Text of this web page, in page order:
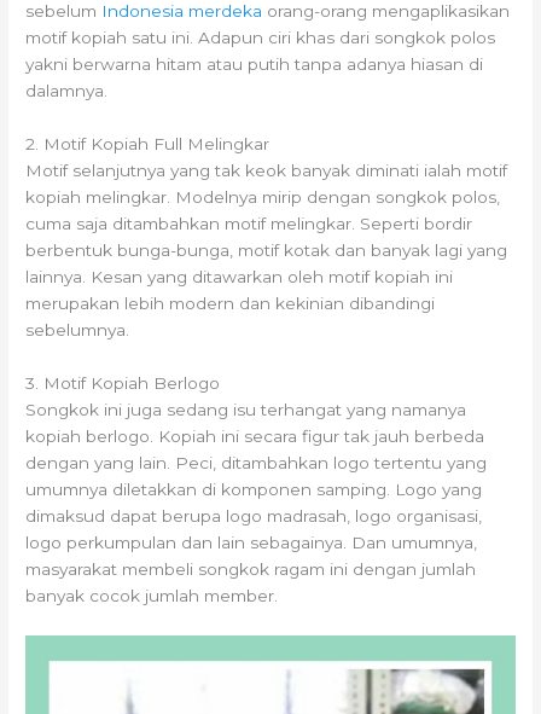
sebelum Indonesia merdeka orang-orang mengaplikasikan
motif kopiah satu ini. Adapun ciri khas dari songkok polos
yakni berwarna hitam atau putih tanpa adanya hiasan di
dalamnya.
2. Motif Kopiah Full Melingkar
Motif selanjutnya yang tak keok banyak diminati ialah motif
kopiah melingkar. Modelnya mirip dengan songkok polos,
cuma saja ditambahkan motif melingkar. Seperti bordir
berbentuk bunga-bunga, motif kotak dan banyak lagi yang
lainnya. Kesan yang ditawarkan oleh motif kopiah ini
merupakan lebih modern dan kekinian dibandingi
sebelumnya.
3. Motif Kopiah Berlogo
Songkok ini juga sedang isu terhangat yang namanya
kopiah berlogo. Kopiah ini secara figur tak jauh berbeda
dengan yang lain. Peci, ditambahkan logo tertentu yang
umumnya diletakkan di komponen samping. Logo yang
dimaksud dapat berupa logo madrasah, logo organisasi,
logo perkumpulan dan lain sebagainya. Dan umumnya,
masyarakat membeli songkok ragam ini dengan jumlah
banyak cocok jumlah member.